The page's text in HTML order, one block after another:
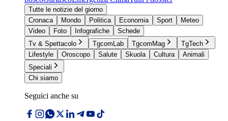
Tutte le notizie del giorno
Cronaca
Mondo Politica Economia Sport
Meteo
Video
Foto Infografiche
Schede
Tv & Spettacolo
TgcomLab TgcomMag
TgTech
Lifestyle
Oroscopo Salute Skuola Cultura
Animali
Speciali
Chi siamo
Seguici anche su